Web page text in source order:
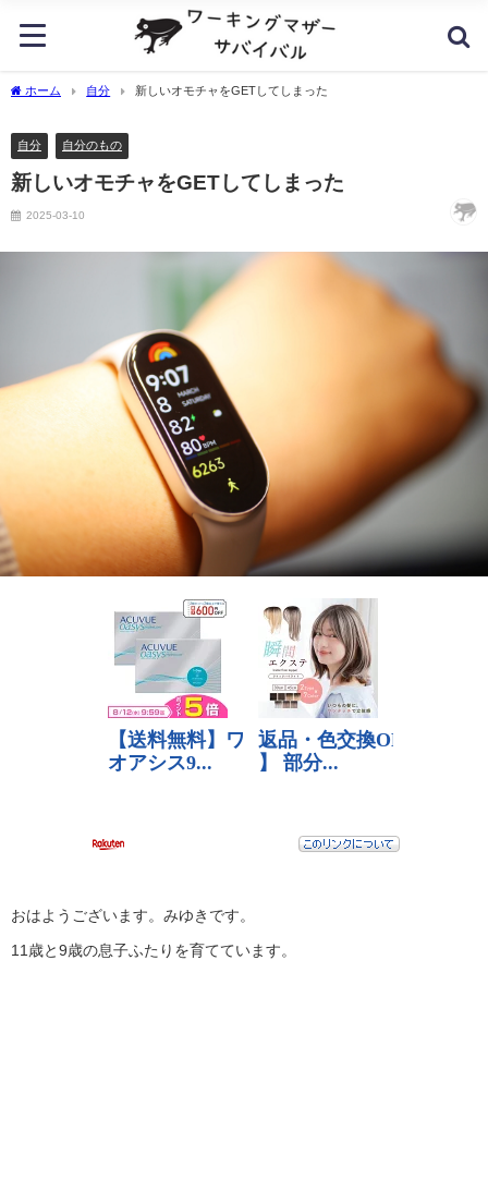
ホーム 自分 新しいオモチャをGETしてしまった
自分 自分のもの
新しいオモチャをGETしてしまった
2025-03-10
おはようございます。みゆきです。
11歳と9歳の息子ふたりを育てています。